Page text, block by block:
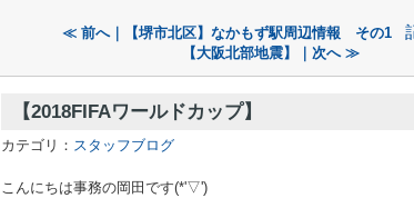
≪ 前へ｜【堺市北区】なかもず駅周辺情報 その1
【大阪北部地震】｜次へ ≫
【2018FIFAワールドカップ】
カテゴリ： スタッフブログ
こんにちは事務の岡田です(*'▽')